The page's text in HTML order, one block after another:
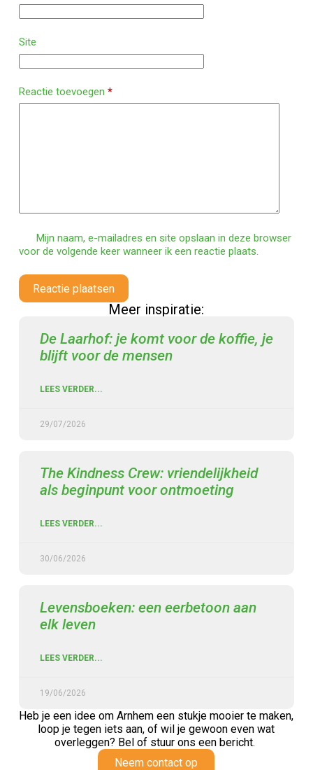
Site
Reactie toevoegen *
Mijn naam, e-mailadres en site opslaan in deze browser
voor de volgende keer wanneer ik een reactie plaats.
Reactie plaatsen
Meer inspiratie:
De Laarhof: je komt voor de koffie, je
blijft voor de mensen
LEES VERDER...
29/07/2026
The Kindness Crew: vriendelijkheid
als beginpunt voor ontmoeting
LEES VERDER...
30/06/2026
Levensboeken: een eerbetoon aan
elk leven
LEES VERDER...
19/06/2026
Heb je een idee om Arnhem een stukje mooier te maken,
loop je tegen iets aan,of wil je gewoon even wat
overleggen? Bel of stuur ons een bericht.
Neem contact op